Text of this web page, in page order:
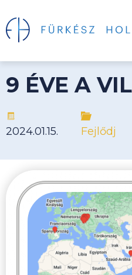
9 ÉVE A
2024.01.15. Fejlődj